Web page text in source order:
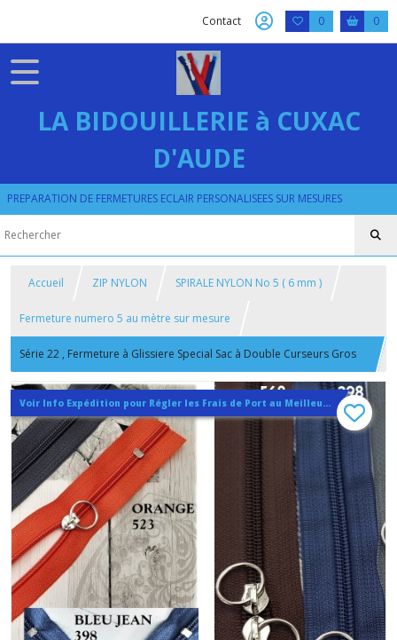
Contact 0 0
LA BIDOUILLERIE à CUXAC
D'AUDE
PREPARATION DE FERMETURES ECLAIR PERSONALISEES SUR MESURES
Accueil ZIP NYLON SPIRALE NYLON No 5 ( 6 mm )
Fermeture numero 5 au mètre sur mesure
Série 22 , Fermeture à Glissiere Special Sac à Double Curseurs Gros
Anneaux Argentés , Sur Mesure
Voir Info Expédition pour Régler les Frais de Port au Meilleur Prix , En haut d'ecran à Droite